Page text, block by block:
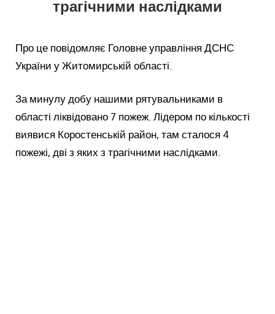
трагічними наслідками
Про це повідомляє Головне управління ДСНС
України у Житомирській області.
За минулу добу нашими рятувальниками в
області ліквідовано 7 пожеж. Лідером по кількості
виявися Коростенській район, там сталося 4
пожежі, дві з яких з трагічними наслідками.